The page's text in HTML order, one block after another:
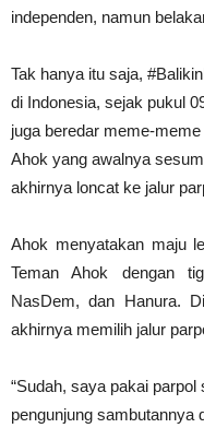
independen, namun
Tak hanya itu saja,
di Indonesia, sejak pukul
juga beredar meme-
Ahok yang awalnya
akhirnya loncat ke jalur
Ahok menyatakan maju
Teman Ahok dengan
NasDem, dan Hanura.
akhirnya memilih jalur
“Sudah, saya pakai parpol
pengunjung sambutannya